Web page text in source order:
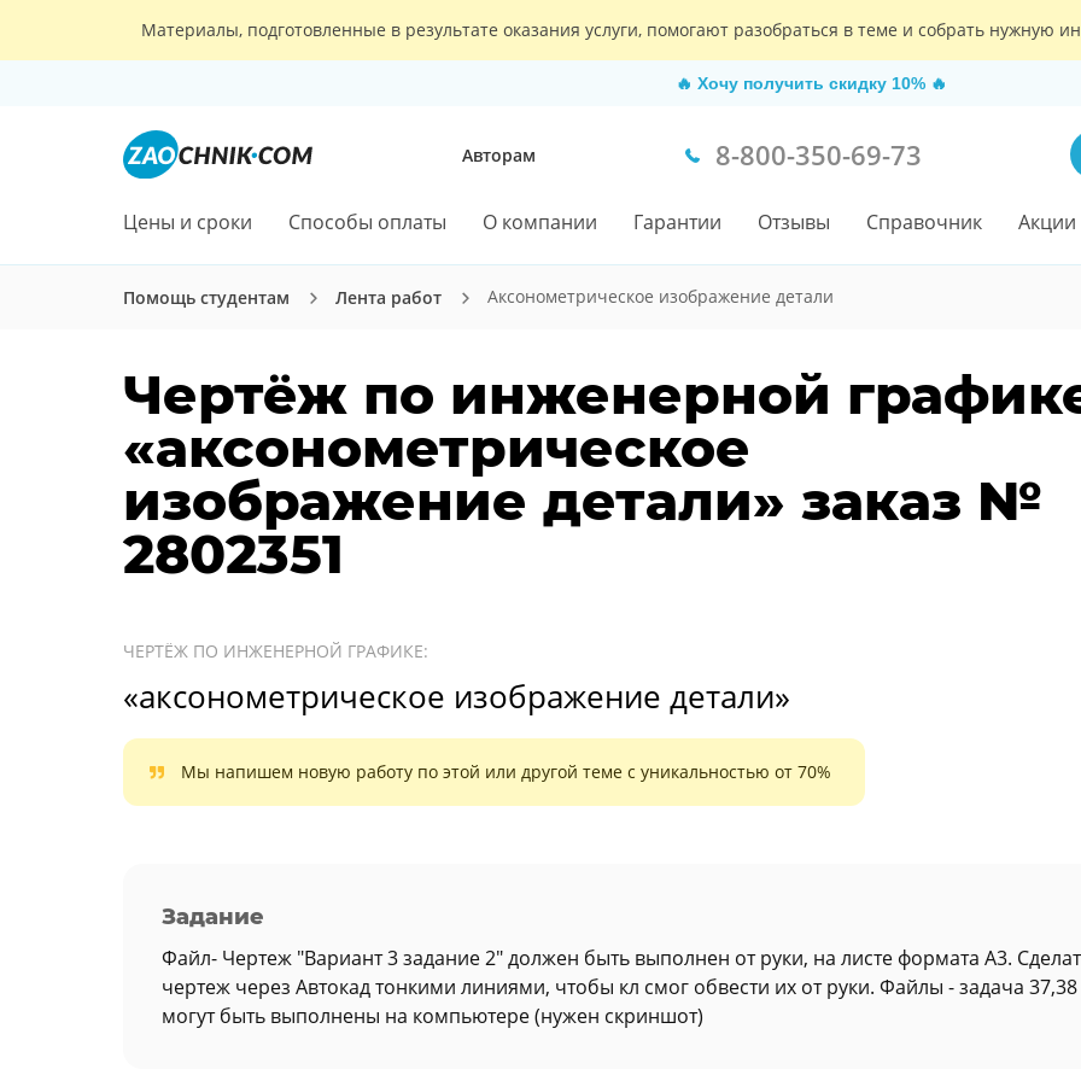
Материалы, подготовленные в результате оказания услуги, помогают разобраться в теме и собрать
🔥 Хочу получить скидку 10% 🔥
Авторам 8-800-350-69-73
Цены и сроки Способы оплаты О компании Гарантии Отзывы Справочник Акции
Помощь студентам Лента работ Аксонометрическое изображение детали
Чертёж по инженерной
«аксонометрическое
изображение детали» заказ №
2802351
ЧЕРТЁЖ ПО ИНЖЕНЕРНОЙ ГРАФИКЕ:
«аксонометрическое изображение детали»
Мы напишем новую работу по этой или другой теме с уникальностью от 70%
Задание
Файл- Чертеж "Вариант 3 задание 2" должен быть выполнен от руки, на листе формата А3.
чертеж через Автокад тонкими линиями, чтобы кл смог обвести их от руки. Файлы - задача 37,38
могут быть выполнены на компьютере (нужен скриншот)